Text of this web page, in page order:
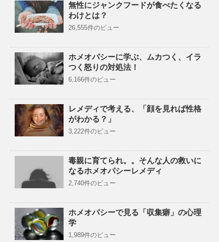
無性にジャンクフードが食べたくなる
わけとは？
26,555件のビュー
ホメオパシーに学ぶ、ムカつく、イラ
つく怒りの対処法！
6,166件のビュー
レメディで考える、「顔を見れば性格
がわかる？」
3,222件のビュー
毒親に育てられ。。そんな人の救いに
なるホメオパシーレメディ
2,740件のビュー
ホメオパシーで見る「収集癖」の心理
学
1,989件のビュー